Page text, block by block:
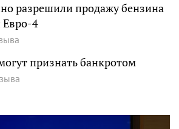
разрешили продажу бензина
Евро-4
признать банкротом